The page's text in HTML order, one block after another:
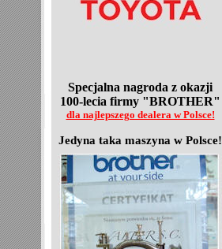
Specjalna nagroda z okazji
100-lecia firmy "BROTHER"
dla najlepszego dealera w Polsce!
Jedyna taka maszyna w Polsce!